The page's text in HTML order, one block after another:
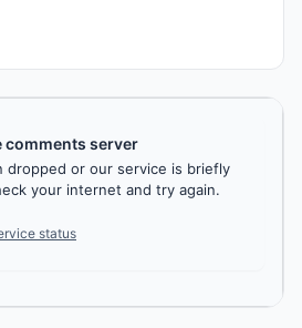
comments server
dropped or our service is briefly
your internet and try again.
status